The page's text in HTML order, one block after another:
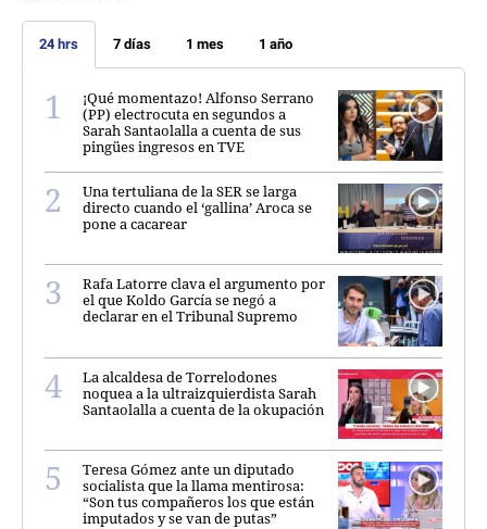
24 hrs 7 días 1 mes 1 año
¡Qué momentazo! Alfonso Serrano
(PP) electrocuta en segundos a
Sarah Santaolalla a cuenta de sus
pingües ingresos en TVE
Una tertuliana de la SER se larga
directo cuando el ‘gallina’ Aroca se
pone a cacarear
Rafa Latorre clava el argumento por
el que Koldo García se negó a
declarar en el Tribunal Supremo
La alcaldesa de Torrelodones
noquea a la ultraizquierdista Sarah
Santaolalla a cuenta de la okupación
Teresa Gómez ante un diputado
socialista que la llama mentirosa:
“Son tus compañeros los que están
imputados y se van de putas”